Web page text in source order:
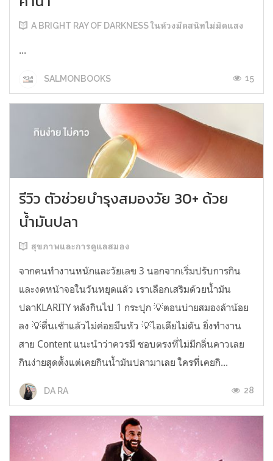
A BRIGHT RAY OF DARKNESS ในห้วงมืดสนิทไม่มิดแสง
...
SALMONBOOKS 15
รีวิว ตัวช่วยบำรุงสมองวัย 30+ ด้วย
น้ำมันปลา
สุขภาพและการดูแลสมอง
จากคนทำงานหนักและวัยเลข 3 นอกจากเริ่มปรับการกิน
และงดหน้าจอในวันหยุดแล้ว เราเลือกเสริมด้วยน้ำมัน
ปลาKLARITY หลังกินไป 1 กระปุก 💡ตอนบ่ายสมองล้าน้อย
ลง 💡ตื่นเช้าแล้วไม่ค่อยมึนหัว 💡ไอเดียไม่ตัน ยิ่งทำงาน
สาย Content แนะนำว่าควรมี ชอบตรงที่ไม่มีกลิ่นคาวเลย
กินง่ายสุดตั้งแต่เคยกินน้ำมันปลามาเลย ใครที่เคยกิ...
DA RA 28